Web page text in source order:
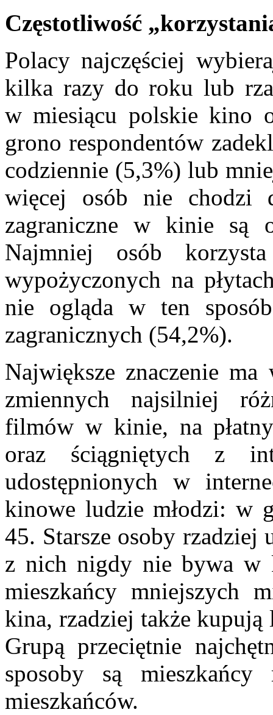
Częstotliwość
Polacy najczęściej
kilka razy do roku lub
w miesiącu polskie kino
grono respondentów
codziennie (5,3%) lub
więcej osób nie chodzi
zagraniczne w kinie są
Najmniej osób
wypożyczonych na
nie ogląda w ten
zagranicznych (54,2%).
Największe znaczenie
zmiennych najsilniej
filmów w kinie, na
oraz ściągniętych z
udostępnionych w
kinowe ludzie młodzi: w
45. Starsze osoby rzadziej
z nich nigdy nie bywa w
mieszkańcy mniejszych
kina, rzadziej także
Grupą przeciętnie
sposoby są
mieszkańców.